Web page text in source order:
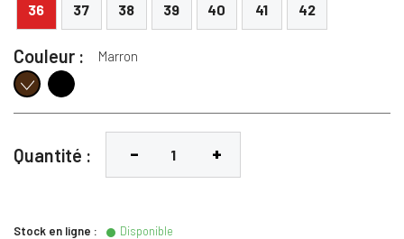
36 37 38 39 40 41 42
Couleur : Marron
MarronNoir
Quantité :
Stock en ligne : Disponible